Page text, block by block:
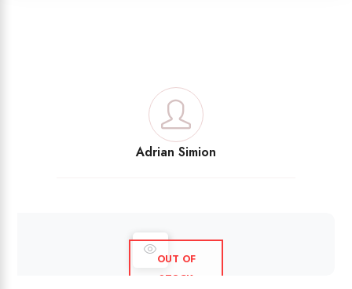
Adrian Simion
OUT OF
STOCK